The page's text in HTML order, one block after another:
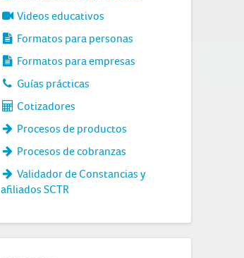
Videos educativos
Formatos para personas
Formatos para empresas
Guías prácticas
Cotizadores
Procesos de productos
Procesos de cobranzas
Validador de Constancias y
afiliados SCTR